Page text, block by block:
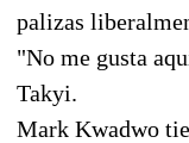
palizas
"No me gusta
Takyi.
Mark Kwadwo